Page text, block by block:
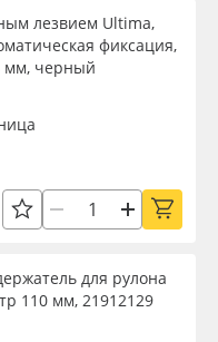
лезвием Ultima,
фиксация,
мм, черный
для рулона
110 мм, 21912129